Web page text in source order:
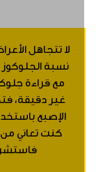
لا تتجاهل
نسبة الجلوكوز
مع قراءة
غير دقيقة،
الإصبع
كنت تعاني من
فاستشر